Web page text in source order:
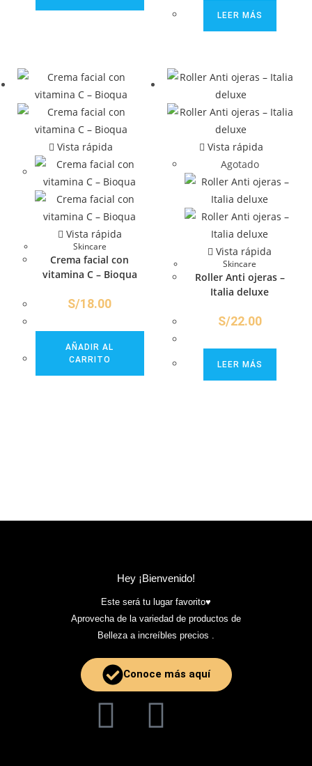
LEER MÁS
Vista rápida
Vista rápida
Skincare
Crema facial con
vitamina C – Bioqua
S/18.00
AÑADIR AL
CARRITO
Vista rápida
Agotado
Vista rápida
Skincare
Roller Anti ojeras –
Italia deluxe
S/22.00
LEER MÁS
Hey ¡Bienvenido!
Este será tu lugar favorito♥️
Aprovecha de la variedad de productos de
Belleza a increíbles precios .
Conoce más aquí